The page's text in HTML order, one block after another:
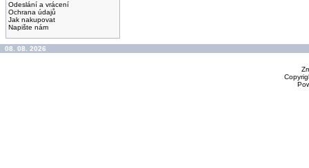
Odeslání a vrácení
Ochrana údajů
Jak nakupovat
Napište nám
08. 08. 2026